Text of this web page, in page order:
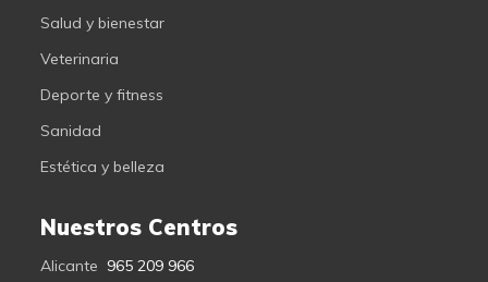
Salud y bienestar
Veterinaria
Deporte y fitness
Sanidad
Estética y belleza
Nuestros Centros
Alicante 965 209 966